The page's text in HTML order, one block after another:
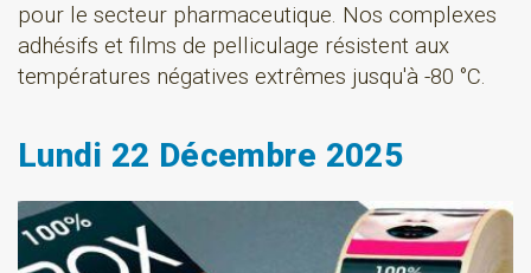
pour le secteur pharmaceutique. Nos complexes
adhésifs et films de pelliculage résistent aux
températures négatives extrêmes jusqu'à -80 °C.
Lundi 22 Décembre 2025